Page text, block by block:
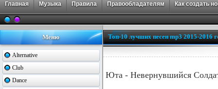
Главная Музыка Правила Правообладателям Как создать
Меню
Alternative
Club
Dance
Топ-10 лучших песен mp3 2015-2016
Юта - Невернувшийся